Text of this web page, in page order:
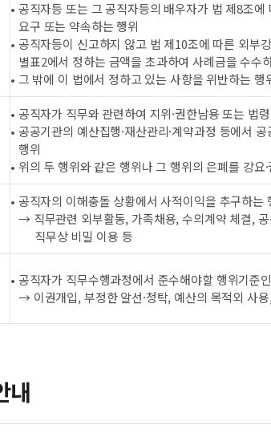
• 공직자등 또는 그 공직자등의 배우자가 법 제8조
요구 또는 약속하는 행위
• 공직자등이 신고하지 않고 법 제10조에 따른 외부
별표2에서 정하는 금액을 초과하여 사례금을 수수
• 그 밖에 이 법에서 정하고 있는 사항을 위반하는 행
• 공직자가 직무와 관련하여 지위·권한남용 또는 법
• 공공기관의 예산집행·재산관리·계약과정 등에서
행위
• 위의 두 행위와 같은 행위나 그 행위의 은폐를 강요·
• 공직자의 이해충돌 상황에서 사적이익을 추구하는
→ 직무관련 외부활동, 가족채용, 수의계약 체결,
직무상 비밀 이용 등
• 공직자가 직무수행과정에서 준수해야할 행위기준
→ 이권개입, 부정한 알선·청탁, 예산의 목적외 사
내